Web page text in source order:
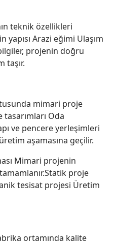
teknik özellikleri
Arazi eğimi Ulaşım
projenin doğru
taşır.
mimari proje
tasarımları Oda
ve pencere yerleşimleri
aşamasına geçilir.
Mimari projenin
proje
tesisat projesi Üretim
ortamında kalite